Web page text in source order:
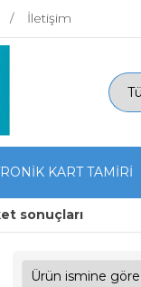
İletişim
KART TAMİRİ
sonuçları